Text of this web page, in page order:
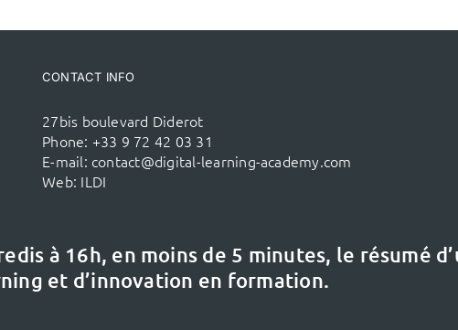
CONTACT INFO
27bis boulevard Diderot
Phone: +33 9 72 42 03 31
E-mail: contact@digital-learning-academy.com
Web: ILDI
à 16h, en moins de 5 minutes, le résumé
et d’innovation en formation.